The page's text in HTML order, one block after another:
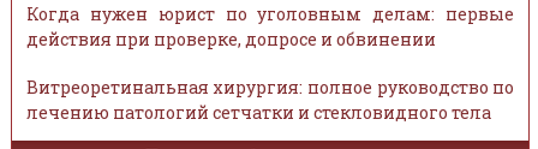
Когда нужен юрист по уголовным делам: первые
действия при проверке, допросе и обвинении
Витреоретинальная хирургия: полное руководство по
лечению патологий сетчатки и стекловидного тела